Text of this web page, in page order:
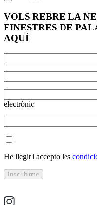
VOLS REBRE LA
FINESTRES DE
AQUÍ
electrònic
He llegit i accepto les